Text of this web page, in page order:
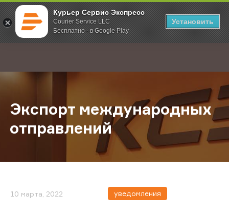
Курьер Сервис Экспресс
Courier Service LLC
Бесплатно - в Google Play
Установить
; Главная О компании Новости Экспорт международных
Экспорт международных
отправлений
10 марта, 2022 уведомления